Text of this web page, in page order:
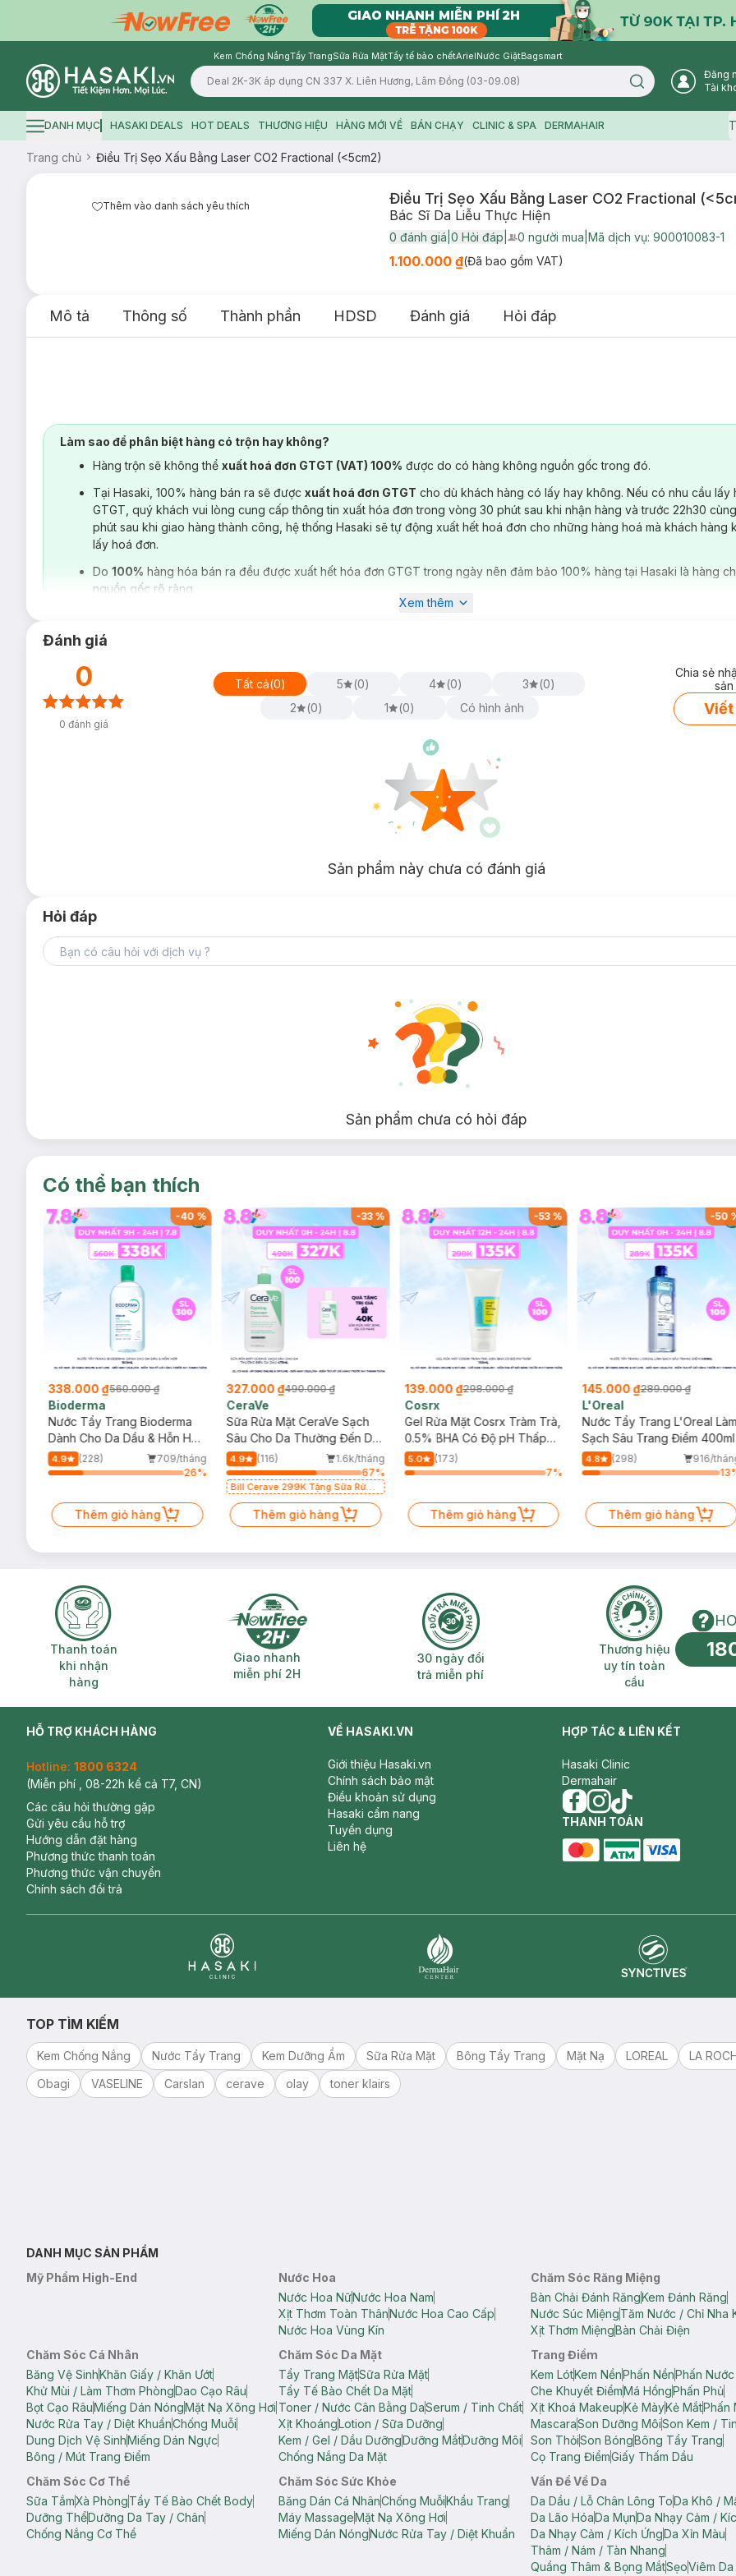
Kem Chống NắngTẩy TrangSữa Rửa MặtTẩy tế bào chếtArielNước GiặtBagsmart
Logo
Search icon
Đăng
Tài
Hamburger icon
DANH MỤC HASAKI DEALS HOT DEALS THƯƠNG HIỆU HÀNG MỚI VỀ BÁN CHẠY CLINIC & SPA DERMAHAIR
Trang chủ Điều Trị Sẹo Xấu Bằng Laser CO2 Fractional (<5cm2)
Thêm vào danh sách yêu thích Điều Trị Sẹo Xấu Bằng Laser CO2 Fractional
Bác Sĩ Da Liễu Thực Hiện
0 đánh giá 0 Hỏi đáp User Product Icon
0 người mua Mã dịch vụ: 900010083-1
1.100.000 ₫(Đã bao gồm VAT)
Mô tả Thông số Thành phần HDSD Đánh giá Hỏi đáp
Làm sao để phân biệt hàng có trộn hay không?
Hàng trộn sẽ không thể xuất hoá đơn GTGT (VAT) 100% được do có hàng không nguồn gốc trong đó.
Tại Hasaki, 100% hàng bán ra sẽ được xuất hoá đơn GTGT cho dù khách hàng có lấy hay không. Nếu có nhu cầu lấy
GTGT, quý khách vui lòng cung cấp thông tin xuất hóa đơn trong vòng 30 phút sau khi nhận hàng và trước 22h30
phút sau khi giao hàng thành công, hệ thống Hasaki sẽ tự động xuất hết hoá đơn cho những hàng hoá mà khách hàng
lấy hoá đơn.
Do 100% hàng hóa bán ra đều được xuất hết hóa đơn GTGT trong ngày nên đảm bảo 100% hàng tại Hasaki là hàng
nguồn gốc rõ ràng.
Xem thêm
Đánh giá
0
0 đánh giá
Tất cả(0) 5 (0) 4 (0) 3 (0)
2
(0) 1 (0) Có hình ảnh
Chia sẻ
Viết
Sản phẩm này chưa có đánh giá
Hỏi đáp
Sản phẩm chưa có hỏi đáp
Có thể bạn thích
-40 %
338.000 ₫560.000 ₫
Bioderma
Nước Tẩy Trang Bioderma
Dành Cho Da Dầu & Hỗn Hợp
500ml
4.9 (228)
709/tháng
26%
Thêm giỏ hàng
-33%
327.000 ₫490.000 ₫
CeraVe
Sữa Rửa Mặt CeraVe Sạch
Sâu Cho Da Thường Đến Da
Dầu 473ml
4.9 (116)
1.6k/tháng
67%
Bill Cerave 299K Tặng Sữa Rửa
Thêm giỏ hàng
-53%
139.000 ₫298.000 ₫
Cosrx
Gel Rửa Mặt Cosrx Tràm Trà,
0.5% BHA Có Độ pH Thấp
150ml
5.0
(173)
7%
Thêm giỏ hàng
-50
145.000 ₫289.000 ₫
L'Oreal
Nước Tẩy Trang L'Oreal
Sạch Sâu Trang Điểm 400ml
4.8 (298)
916/
13
Thêm giỏ hàng
Thanh toán khi nhận hàng
Thanh toán
khi nhận
hàng
Giao nhanh miễn phí 2H
Giao nhanh
miễn phí 2H
30 ngày đổi trả miễn phí
30 ngày đổi
trả miễn phí
Thương hiệu
Thương hiệu
uy tín toàn
cầu
HỖ TRỢ KHÁCH HÀNG
Hotline: 1800 6324
(Miễn phí , 08-22h kể cả T7, CN)
Các câu hỏi thường gặp
Gửi yêu cầu hỗ trợ
Hướng dẫn đặt hàng
Phương thức thanh toán
Phương thức vận chuyển
Chính sách đổi trả
VỀ HASAKI.VN
Giới thiệu Hasaki.vn
Chính sách bảo mật
Điều khoản sử dụng
Hasaki cẩm nang
Tuyển dụng
Liên hệ
HỢP TÁC & LIÊN KẾT
Hasaki Clinic
Dermahair
facebook
instagram
tiktok
THANH TOÁN
TOP TÌM KIẾM
Kem Chống Nắng Nước Tẩy Trang Kem Dưỡng Ẩm Sữa Rửa Mặt Bông Tẩy Trang Mặt Nạ LOREAL
LA
Obagi
VASELINE Carslan cerave olay toner klairs
DANH MỤC SẢN PHẨM
Mỹ Phẩm High-End
Nước Hoa
Nước Hoa NữNước Hoa Nam
Xịt Thơm Toàn ThânNước Hoa Cao Cấp
Nước Hoa Vùng Kín
Chăm Sóc Răng Miệng
Bàn Chải Đánh RăngKem Đánh Răng
Nước Súc MiệngTăm Nước / Chỉ Nha
Xịt Thơm MiệngBàn Chải Điện
Chăm Sóc Cá Nhân
Băng Vệ SinhKhăn Giấy / Khăn Ướt
Khử Mùi / Làm Thơm PhòngDao Cạo Râu
Bọt Cạo RâuMiếng Dán NóngMặt Nạ Xông Hơi
Nước Rửa Tay / Diệt KhuẩnChống Muỗi
Dung Dịch Vệ SinhMiếng Dán Ngực
Bông / Mút Trang Điểm
Chăm Sóc Da Mặt
Tẩy Trang MặtSữa Rửa Mặt
Tẩy Tế Bào Chết Da Mặt
Toner / Nước Cân Bằng DaSerum / Tinh Chất
Xịt KhoángLotion / Sữa Dưỡng
Kem / Gel / Dầu DưỡngDưỡng MắtDưỡng Môi
Chống Nắng Da Mặt
Trang Điểm
Kem LótKem NềnPhấn NềnPhấn
Che Khuyết ĐiểmMá HồngPhấn Phủ
Xịt Khoá MakeupKẻ MàyKẻ MắtPhấn
MascaraSon Dưỡng MôiSon Kem /
Son ThỏiSon BóngBông Tẩy Trang
Cọ Trang ĐiểmGiấy Thấm Dầu
Chăm Sóc Cơ Thể
Sữa TắmXà PhòngTẩy Tế Bào Chết Body
Dưỡng ThểDưỡng Da Tay / Chân
Chống Nắng Cơ Thể
Chăm Sóc Sức Khỏe
Băng Dán Cá NhânChống MuỗiKhẩu Trang
Máy MassageMặt Nạ Xông Hơi
Miếng Dán NóngNước Rửa Tay / Diệt Khuẩn
Vấn Đề Về Da
Da Dầu / Lỗ Chân Lông ToDa Khô /
Da Lão HóaDa MụnDa Nhạy Cảm /
Da Nhạy Cảm / Kích ỨngDa Xỉn Màu
Thâm / Nám / Tàn Nhang
Quầng Thâm & Bọng MắtSẹoViêm